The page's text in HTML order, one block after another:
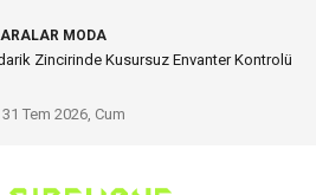
MODA
Dijitalden Uzak Bir Deşarj Alanı Tasarlayın
31 Tem 2026, Cum